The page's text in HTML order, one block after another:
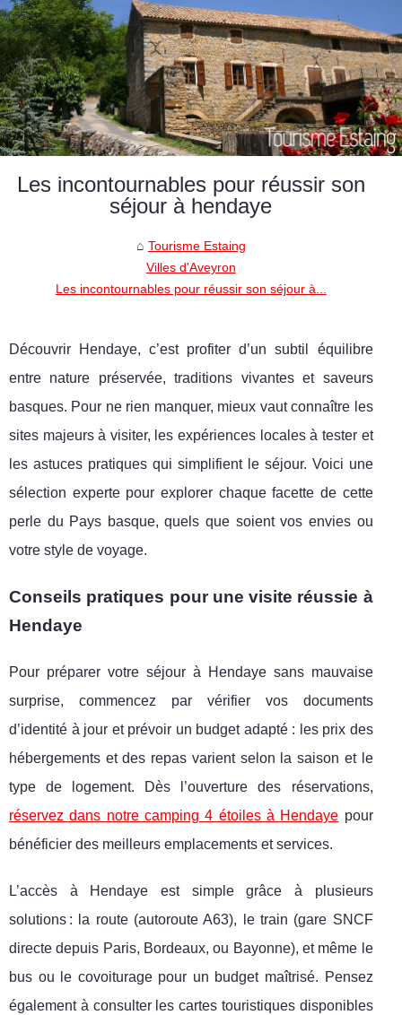
Les incontournables pour réussir son
séjour à hendaye
Tourisme Estaing
Villes d'Aveyron
Les incontournables pour réussir son séjour à...
Découvrir Hendaye, c’est profiter d’un subtil équilibre
entre nature préservée, traditions vivantes et saveurs
basques. Pour ne rien manquer, mieux vaut connaître les
sites majeurs à visiter, les expériences locales à tester et
les astuces pratiques qui simplifient le séjour. Voici une
sélection experte pour explorer chaque facette de cette
perle du Pays basque, quels que soient vos envies ou
votre style de voyage.
Conseils pratiques pour une visite réussie à
Hendaye
Pour préparer votre séjour à Hendaye sans mauvaise
surprise, commencez par vérifier vos documents
d’identité à jour et prévoir un budget adapté : les prix des
hébergements et des repas varient selon la saison et le
type de logement. Dès l’ouverture des réservations,
réservez dans notre camping 4 étoiles à Hendaye pour
bénéficier des meilleurs emplacements et services.
L’accès à Hendaye est simple grâce à plusieurs
solutions : la route (autoroute A63), le train (gare SNCF
directe depuis Paris, Bordeaux, ou Bayonne), et même le
bus ou le covoiturage pour un budget maîtrisé. Pensez
également à consulter les cartes touristiques disponibles